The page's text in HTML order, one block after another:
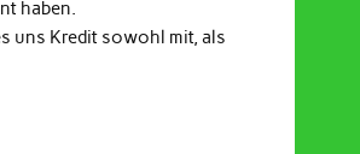
haben.
uns Kredit sowohl mit, als